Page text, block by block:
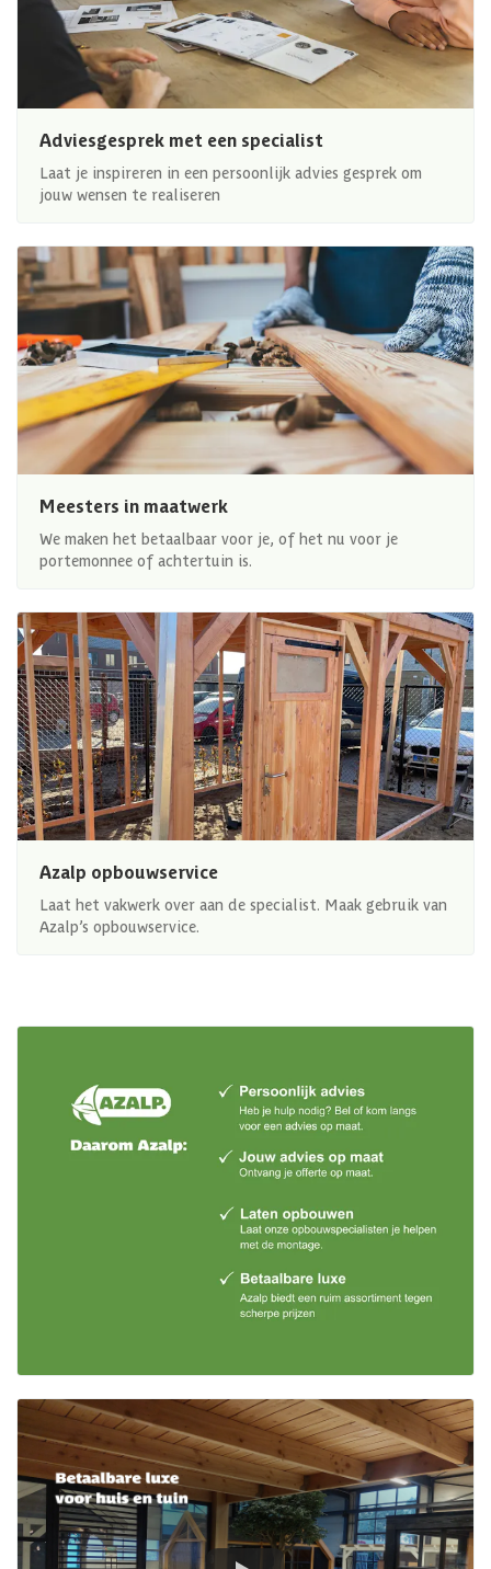
Adviesgesprek met een specialist
Laat je inspireren in een persoonlijk advies gesprek om
jouw wensen te realiseren
Meesters in maatwerk
We maken het betaalbaar voor je, of het nu voor je
portemonnee of achtertuin is.
Azalp opbouwservice
Laat het vakwerk over aan de specialist. Maak gebruik van
Azalp’s opbouwservice.